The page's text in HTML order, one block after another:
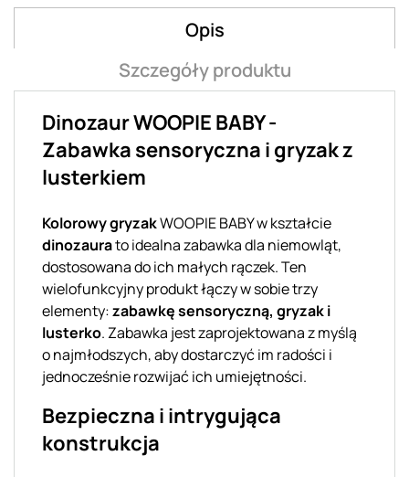
Opis
Szczegóły produktu
Dinozaur WOOPIE BABY -
Zabawka sensoryczna i gryzak z
lusterkiem
Kolorowy gryzakWOOPIE BABY w kształcie
dinozaurato idealna zabawka dla niemowląt,
dostosowana do ich małych rączek. Ten
wielofunkcyjny produkt łączy w sobie trzy
elementy:zabawkę sensoryczną, gryzak i
lusterko. Zabawka jest zaprojektowana z myślą
o najmłodszych, aby dostarczyć im radości i
jednocześnie rozwijać ich umiejętności.
Bezpieczna i intrygująca
konstrukcja